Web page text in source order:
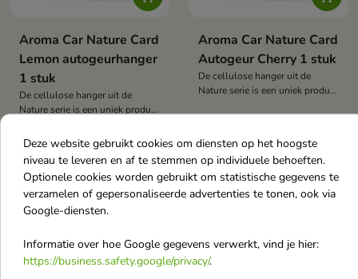
Aroma Car Nature Card
Lemon autogeurhanger
1 stuk
De cellulose hanger uit de
Nature serie is een uniek product
Aroma Car Nature Card
Autogeur Cherry 1 stuk
De cellulose hanger uit de
Nature serie is een uniek product
favorite_border favorite_border
Deze website gebruikt cookies om diensten op het hoogste
niveau te leveren en af te stemmen op individuele behoeften.
Optionele cookies worden gebruikt om statistische gegevens te
verzamelen of gepersonaliseerde advertenties te tonen, ook via
Google-diensten.
Informatie over hoe Google gegevens verwerkt, vind je hier:
https://business.safety.google/privacy/.